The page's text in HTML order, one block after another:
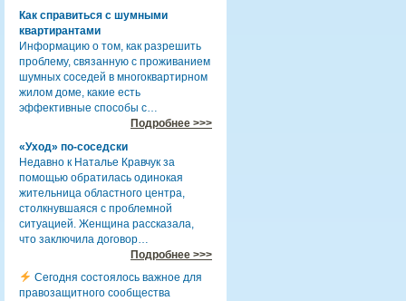
Как справиться с шумными
квартирантами
Информацию о том, как разрешить
проблему, связанную с проживанием
шумных соседей в многоквартирном
жилом доме, какие есть
эффективные способы с…
Подробнее >>>
«Уход» по-соседски
Недавно к Наталье Кравчук за
помощью обратилась одинокая
жительница областного центра,
столкнувшаяся с проблемной
ситуацией. Женщина рассказала,
что заключила договор…
Подробнее >>>
Сегодня состоялось важное для
правозащитного сообщества